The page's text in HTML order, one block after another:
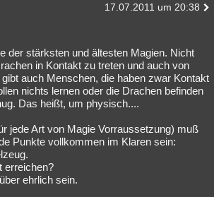
17.07.2011 um 20:38
der stärksten und ältesten Magien. Nicht
in Kontakt zu treten und auch von
auch Menschen, die haben zwar Kontakt
nichts lernen oder die Drachen befinden
Das heißt, um physisch....
jede Art von Magie Vorraussetzung) muß
Punkte vollkommen im Klaren sein:
erreichen?
ehrlich sein.